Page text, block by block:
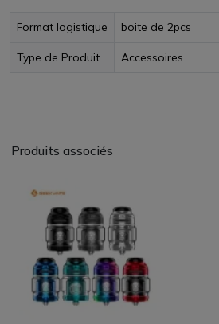
Format logistique boite de 2pcs
Type de Produit Accessoires
Produits associés